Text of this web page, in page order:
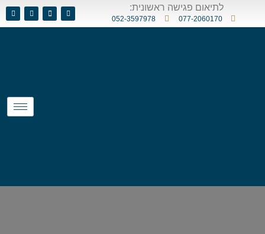
לתיאום פגישה ראשונית:
077-2060170
052-3597978